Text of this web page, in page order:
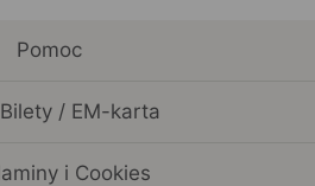
Pomoc
/ EM-karta
i Cookies